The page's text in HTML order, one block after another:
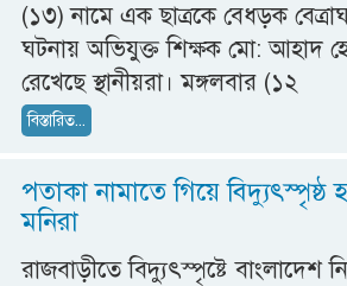
(১৩) নামে এক ছাত্রকে বেধড়ক
ঘটনায় অভিযুক্ত শিক্ষক মো: আহাদ
রেখেছে স্থানীয়রা। মঙ্গলবার (১২
বিস্তারিত...
পতাকা নামাতে গিয়ে
মনিরা
রাজবাড়ীতে বিদ্যুৎস্পৃষ্টে বাংলাদেশ